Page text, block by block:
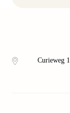
Curieweg 1